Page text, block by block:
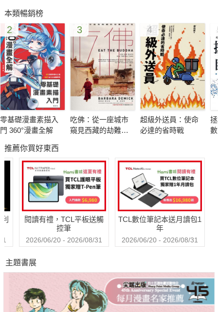
論登山議題的「城市山人」董威言，睽違三年再推出以公民身分
行腳山林的全彩圖文力作，獻給所有熱愛山林的戶外人。
◆台灣有不少登山相關的書籍，但主要集中在來自西方的登山技
能工具書、登山與步道文學等，台灣本土亦有人書寫來自8,000
公尺巨峰的攀登故事、步道與路線介紹、抒情與紀實夾雜的登山
報導╱紀錄、山林工作者的職業經歷、山林主題的散文集與小
說、區域性的環境史專書等。但是著眼台灣整體登山環境，以及
作為一位台灣公民該如何看待自家山林的書籍卻極為稀罕。
◆本書從作者的親身登山與人生經歷出發，有登山帶來的自我成
諸多環境與社會議題，廣泛而彼此連結，最後再引導到山與人關
係的分析與主張，望為台灣的山林書寫注入一股藉著立足過去與
當下，進而思考未來的能量。
「登山對我而言，尤其是在山上連續步行數日的行程，能夠漸漸
軟化一層受文明生活燒製硬化的外殼，助我找到一個陌生但快樂
和本為陌生人的隊友們患難與共、互相幫助，乃至自發為隊伍貢
獻力量，從其中獲得快樂，亦是一種當今都會生活中難得的體
──本書作者 董威言
本類暢銷榜
2
零基礎漫畫素描入
門 360°漫畫全解
3
吃佛：從一座城市
窺見西藏的劫難與
4
超級外送員：使命
必達的省時戰
推薦你買好東西
閱讀有禮，TCL平板送觸
控筆
2026/06/20 - 2026/08/31
TCL數位筆記本送月讀包1
年
2026/06/20 - 2026/08/31
主題書展